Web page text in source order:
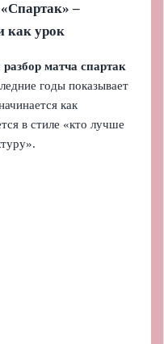
–
как урок
матча спартак
годы показывает
как
в стиле «кто лучше